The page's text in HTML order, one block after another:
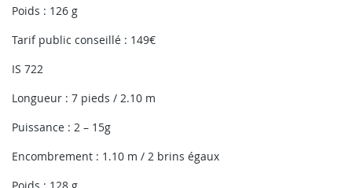
Poids : 126 g
Tarif public conseillé : 149€
IS 722
Longueur : 7 pieds / 2.10 m
Puissance : 2 – 15g
Encombrement : 1.10 m / 2 brins égaux
Poids : 128 g